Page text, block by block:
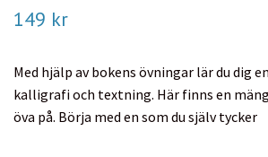
149 kr
Med hjälp av bokens övningar lär du dig
kalligrafi och textning. Här finns en
öva på. Börja med en som du själv tycker